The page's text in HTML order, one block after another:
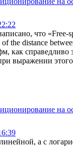
что «Free-
the distance
как справедливо
выражении
на
а с